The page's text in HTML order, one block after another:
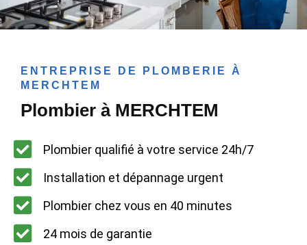
ENTREPRISE DE PLOMBERIE À
MERCHTEM
Plombier à MERCHTEM
Plombier qualifié à votre service 24h/7
Installation et dépannage urgent
Plombier chez vous en 40 minutes
24 mois de garantie